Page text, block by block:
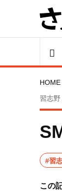
HOME
習志野
#習
この